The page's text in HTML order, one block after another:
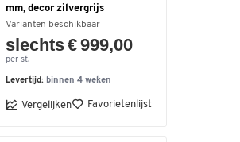
mm, decor zilvergrijs
Varianten beschikbaar
slechts € 999,00
per st.
Levertijd: binnen 4 weken
Vergelijken Favorietenlijst